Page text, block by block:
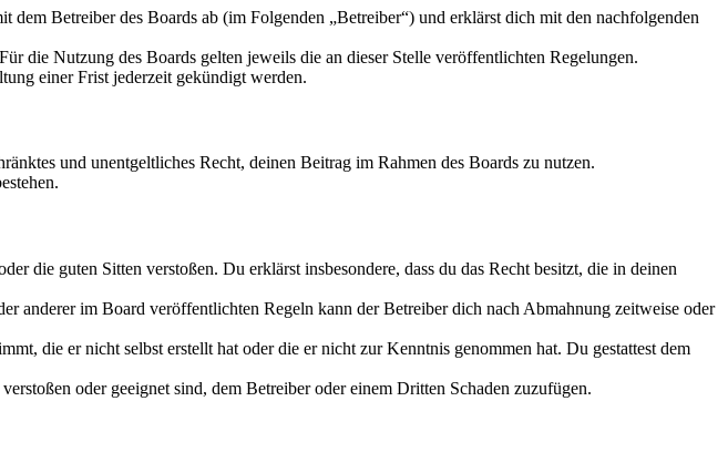
Betreiber des Boards ab (im Folgenden „Betreiber“) und erklärst dich mit den nachfolgenden
die Nutzung des Boards gelten jeweils die an dieser Stelle veröffentlichten Regelungen.
einer Frist jederzeit gekündigt werden.
und unentgeltliches Recht, deinen Beitrag im Rahmen des Boards zu nutzen.
die guten Sitten verstoßen. Du erklärst insbesondere, dass du das Recht besitzt, die in deinen
anderer im Board veröffentlichten Regeln kann der Betreiber dich nach Abmahnung zeitweise oder
die er nicht selbst erstellt hat oder die er nicht zur Kenntnis genommen hat. Du gestattest dem
oder geeignet sind, dem Betreiber oder einem Dritten Schaden zuzufügen.